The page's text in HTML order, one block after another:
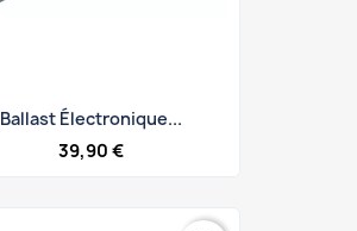
Ballast Électronique...
39,90 €